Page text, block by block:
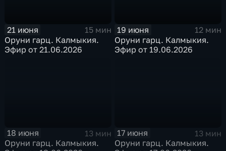
21 июня
15 мин
Оруни гарц. Калмыкия.
Эфир от 21.06.2026
19 июня
12 мин
Оруни гарц. Калмыкия.
Эфир от 19.06.2026
18 июня
13 мин
Оруни гарц. Калмыкия.
17 июня
13 мин
Оруни гарц. Калмыкия.